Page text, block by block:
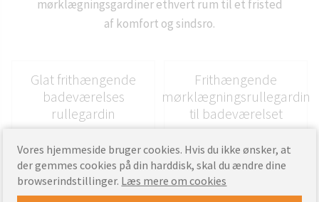
mørklægningsgardiner ethvert rum til et fristed
af komfort og sindsro.
Glat frithængende
badeværelses
rullegardin
Frithængende
mørklægningsrullegardin
til badeværelset
Vores hjemmeside bruger cookies. Hvis du ikke ønsker, at
der gemmes cookies på din harddisk, skal du ændre dine
browserindstillinger. Læs mere om cookies